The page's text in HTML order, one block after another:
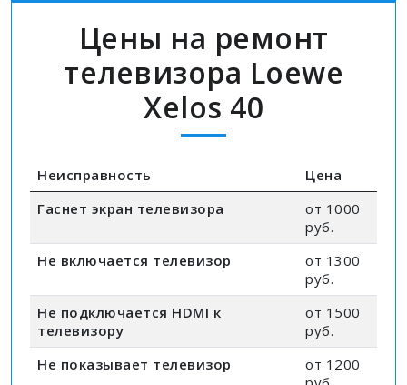
Цены на ремонт
телевизора Loewe
Xelos 40
Неисправность
Цена
Гаснет экран телевизора
от 1000
руб.
Не включается телевизор
от 1300
руб.
Не подключается HDMI к
телевизору
от 1500
руб.
Не показывает телевизор
от 1200